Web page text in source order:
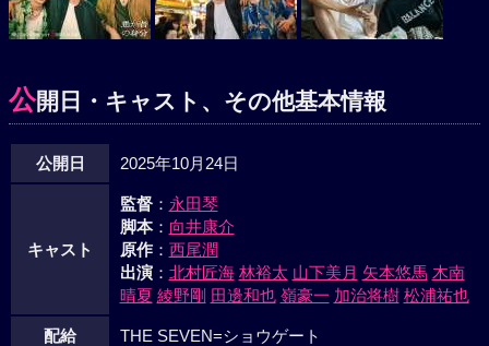
公開日・キャスト、その他基本情報
公開日 2025年10月24日
キャスト
監督： 永田琴
脚本： 向井康介
原作： 西尾潤
出演： 北村匠海 林裕太 山下美月 矢本悠馬 木南
晴夏 綾野剛 田邊和也 嶺豪一 加治将樹 松浦祐也
配給 THE SEVEN=ショウゲート